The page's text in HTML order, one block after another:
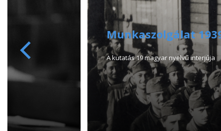
Munkaszolgálat
A kutatás 19 magyar nyelvű interjúja